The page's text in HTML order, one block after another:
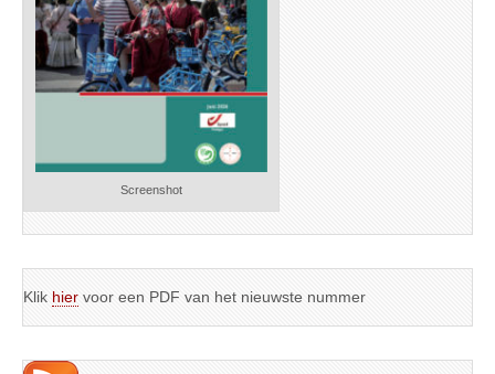
Screenshot
Klik hier voor een PDF van het nieuwste nummer